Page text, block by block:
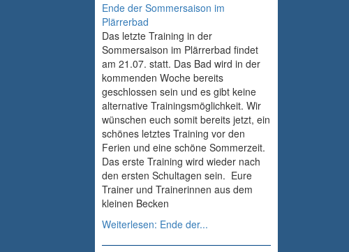
Ende der Sommersaison im
Plärrerbad
Das letzte Training in der
Sommersaison im Plärrerbad findet
am 21.07. statt. Das Bad wird in der
kommenden Woche bereits
geschlossen sein und es gibt keine
alternative Trainingsmöglichkeit. Wir
wünschen euch somit bereits jetzt, ein
schönes letztes Training vor den
Ferien und eine schöne Sommerzeit.
Das erste Training wird wieder nach
den ersten Schultagen sein. Eure
Trainer und Trainerinnen aus dem
kleinen Becken
Weiterlesen: Ende der...